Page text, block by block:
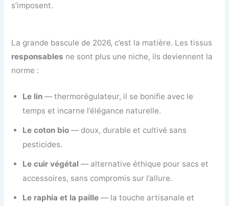
s’imposent.
La grande bascule de 2026, c’est la matière. Les tissus
responsables ne sont plus une niche, ils deviennent la
norme :
Le lin — thermorégulateur, il se bonifie avec le
temps et incarne l’élégance naturelle.
Le coton bio — doux, durable et cultivé sans
pesticides.
Le cuir végétal — alternative éthique pour sacs et
accessoires, sans compromis sur l’allure.
Le raphia et la paille — la touche artisanale et